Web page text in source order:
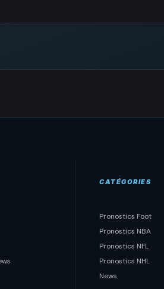
CATÉGORIES
Pronostics Foot
Pronostics NBA
Pronostics NFL
Pronostics NHL
News